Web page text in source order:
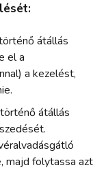
átállás
el a
a kezelést,
átállás
majd folytassa azt